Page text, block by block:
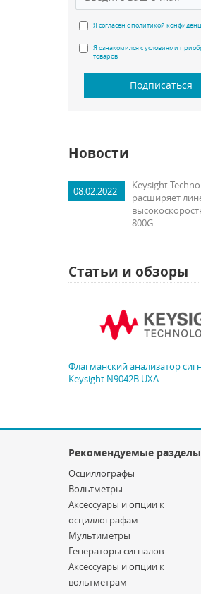
Я согласен с политикой
Я ознакомился с условиями
товаров
Подписаться
Новости
08.02.2022
Keysight
расширяет
800G
Статьи и обзоры
Флагманский анализатор
Keysight N9042B UXA
Рекомендуемые разделы
Осциллографы
Вольтметры
Аксессуары и опции к
осциллографам
Мультиметры
Генераторы сигналов
Аксессуары и опции к
вольтметрам